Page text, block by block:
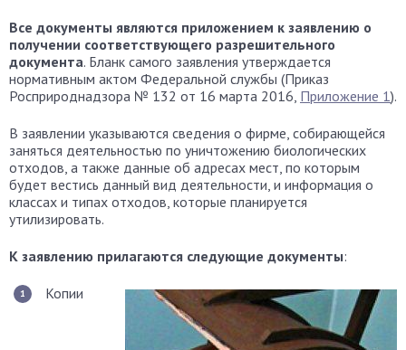
Все документы являются приложением к заявлению о
получении соответствующего разрешительного
документа. Бланк самого заявления утверждается
нормативным актом Федеральной службы (Приказ
Росприроднадзора № 132 от 16 марта 2016, Приложение 1).
В заявлении указываются сведения о фирме, собирающейся
заняться деятельностью по уничтожению биологических
отходов, а также данные об адресах мест, по которым
будет вестись данный вид деятельности, и информация о
классах и типах отходов, которые планируется
утилизировать.
К заявлению прилагаются следующие документы:
Копии